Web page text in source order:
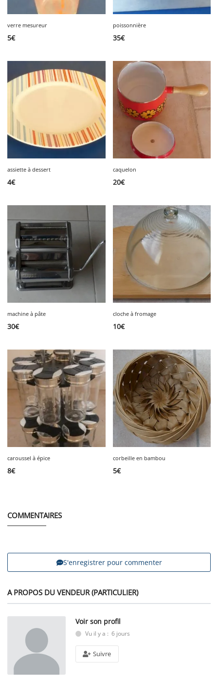
verre mesureur
5€
poissonnière
35€
assiette à dessert
4€
caquelon
20€
machine à pâte
30€
cloche à fromage
10€
caroussel à épice
8€
corbeille en bambou
5€
COMMENTAIRES
S'enregistrer pour commenter
A PROPOS DU VENDEUR (PARTICULIER)
Voir son profil
Vu il y a : 6 jours
Suivre